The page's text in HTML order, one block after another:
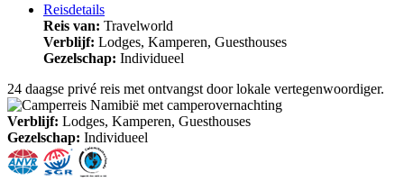
Reisdetails
Reis van: Travelworld
Verblijf: Lodges, Kamperen, Guesthouses
Gezelschap: Individueel
24 daagse privé reis met ontvangst door lokale vertegenwoordiger.
Verblijf: Lodges, Kamperen, Guesthouses
Gezelschap: Individueel